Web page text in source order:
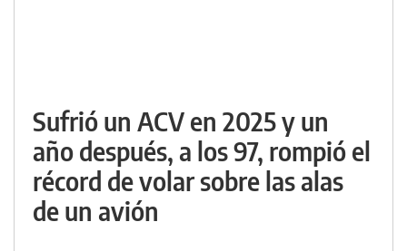
Sufrió un ACV en 2025 y un
año después, a los 97, rompió el
récord de volar sobre las alas
de un avión